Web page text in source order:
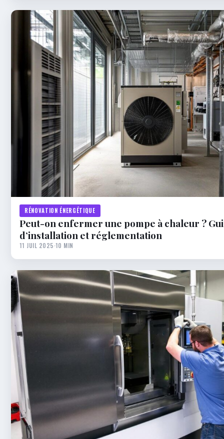
RÉNOVATION ÉNERGÉTIQUE
Peut-on enfermer une pompe à chaleur ?
d’installation et réglementation
11 JUIL 2025·10 MIN